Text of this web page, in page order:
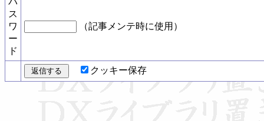
ス
ワ
ー
ド
（記事メンテ時に使用）
クッキー保存